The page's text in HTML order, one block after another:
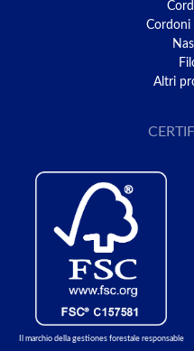
Cordoni
Altri
Il marchio della gestiones forestale responsable